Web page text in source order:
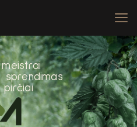
meistrai
sprendimas
pirčiai